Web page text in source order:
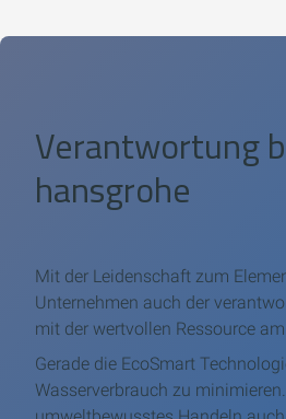
Verantwortung
hansgrohe
Mit der Leidenschaft zum
Unternehmen auch der
mit der wertvollen Ressource
Gerade die EcoSmart
Wasserverbrauch zu